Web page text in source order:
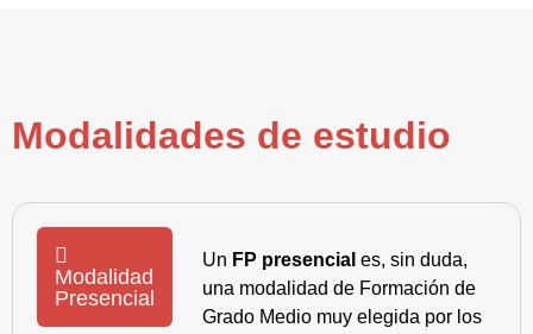
Modalidades de estudio
Modalidad
Presencial
Un FP presencial es, sin duda,
una modalidad de Formación de
Grado Medio muy elegida por los